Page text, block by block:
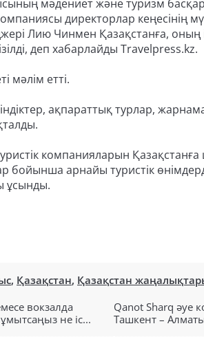
мәдениет және туризм
директорлар кеңесінің
Лию Чинмен Қазақстанға, оның
деп хабарлайды Travelpress.kz.
мәлім етті.
ақпараттық турлар,
компанияларын
бойынша арнайы туристік
ұсынды.
, Қазақстан, Қазақстан
вокзалда
не іс...
Qanot Sharq әуе
Ташкент –